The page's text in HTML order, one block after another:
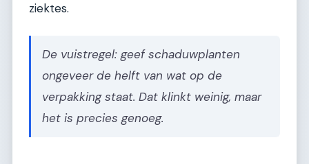
ziektes.
De vuistregel: geef schaduwplanten
ongeveer de helft van wat op de
verpakking staat. Dat klinkt weinig, maar
het is precies genoeg.